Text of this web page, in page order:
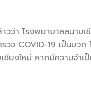
วว่า โรงพยาบาลสนาม
จ COVID-19 เป็นบว
งใหม่ หากมีความจำ